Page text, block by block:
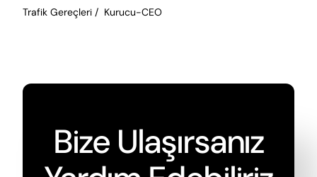
Trafik Gereçleri / Kurucu-CEO
Bize Ulaşırsanız